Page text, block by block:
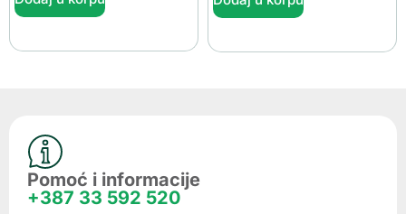
Pomoć i informacije
+387 33 592 520